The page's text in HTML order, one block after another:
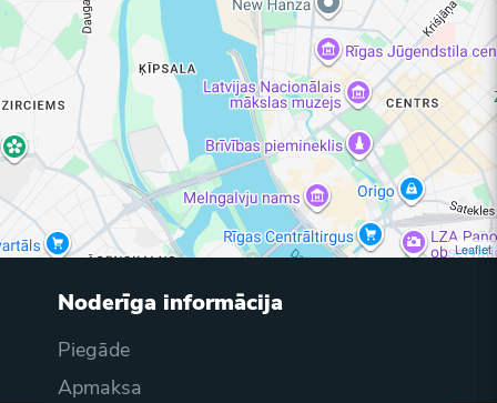
Leaflet
Noderīga informācija
Piegāde
Apmaksa